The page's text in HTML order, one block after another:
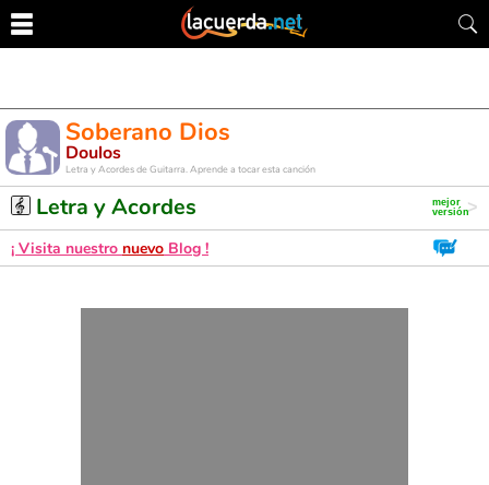
Soberano Dios
Doulos
Letra y Acordes de Guitarra. Aprende a tocar esta canción
Letra y Acordes
¡ Visita nuestro nuevo Blog !